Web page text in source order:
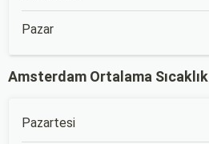
Pazar
Amsterdam Ortalama Sıcaklık
Pazartesi